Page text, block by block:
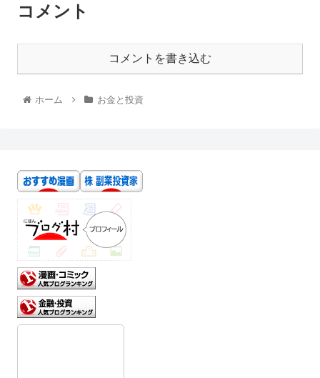
コメント
コメントを書き込む
ホーム お金と投資